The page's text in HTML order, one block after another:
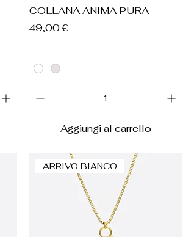
Vista rapida
COLLANA ANIMA PURA
Prezzo
49,00 €
Aggiungi al carrello
ARRIVO BIANCO